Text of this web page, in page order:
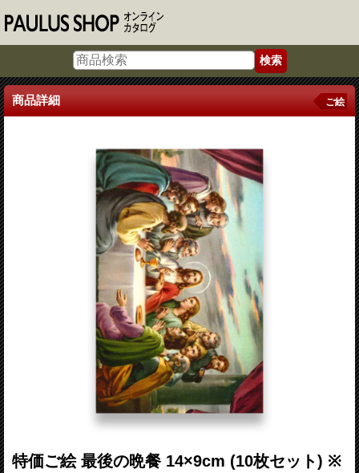
商品詳細 ご絵
特価ご絵 最後の晩餐 14×9cm (10枚セット) ※